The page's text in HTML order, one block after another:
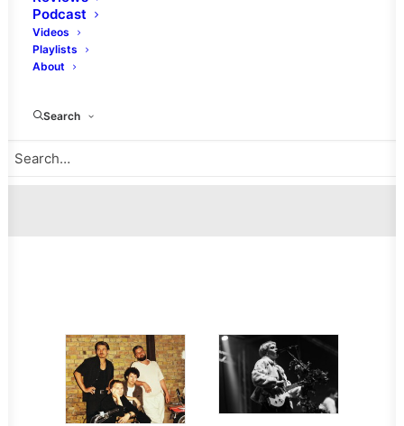
Podcast
Videos
Playlists
About
Search